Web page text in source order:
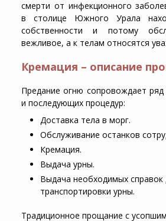
смерти от инфекционного
в столице Южного Урала
собственности и потому
вежливое, а к телам относятся
Кремация – описание
Предание огню сопровождает ряд
и последующих процедур:
Доставка тела в морг.
Обслуживание останков
Кремация.
Выдача урны.
Выдача необходимых справок
транспортировки урны.
Традиционное прощание с